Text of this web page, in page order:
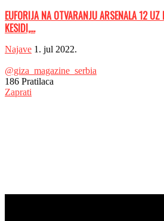
EUFORIJA NA OTVARANJU ARSENALA 12 UZ
KESIDI,...
Najave 1. jul 2022.
@giza_magazine_serbia
186 Pratilaca
Zaprati